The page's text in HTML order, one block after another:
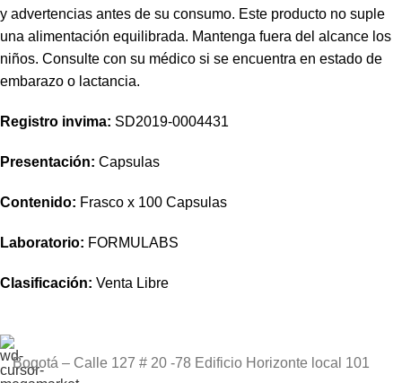
y advertencias antes de su consumo. Este producto no suple
una alimentación equilibrada. Mantenga fuera del alcance los
niños. Consulte con su médico si se encuentra en estado de
embarazo o lactancia.
Registro invima: SD2019-0004431
Presentación: Capsulas
Contenido: Frasco x 100 Capsulas
Laboratorio: FORMULABS
Clasificación: Venta Libre
Bogotá – Calle 127 # 20 -78 Edificio Horizonte local 101